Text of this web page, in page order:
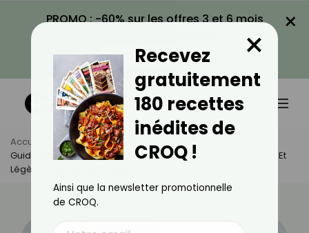
PROMO : -60% sur les offres 3 et 6 mois
VOIR LA PROMO
×
Accueil Actus
Beauté
Guide Complet Pour Réussir Un Maquillage D’été : Fraîcheur Et
Légèreté Au Rendez-Vous
Recevez
gratuitement
180 recettes
inédites de
CROQ !
×
Ainsi que la newsletter promotionnelle
de CROQ.